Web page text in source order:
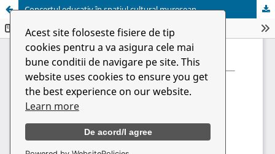
Acest site foloseste fisiere de tip
cookies pentru a va asigura cele mai
bune conditii de navigare pe site. This
website uses cookies to ensure you get
the best experience on our website.
Learn more
De acord/I agree
Concertul educativ în spațiul cultural mureșean